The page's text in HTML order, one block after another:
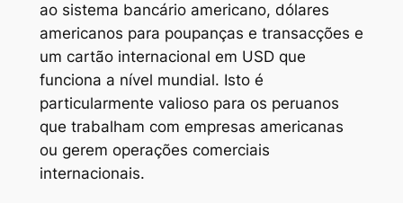
ao sistema bancário americano, dólares
americanos para poupanças e transacções e
um cartão internacional em USD que
funciona a nível mundial. Isto é
particularmente valioso para os peruanos
que trabalham com empresas americanas
ou gerem operações comerciais
internacionais.